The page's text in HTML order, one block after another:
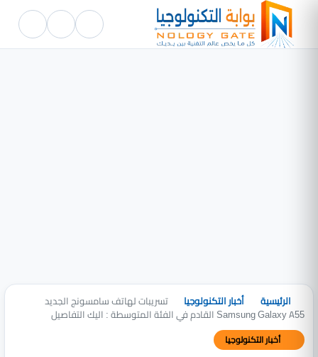
الرئيسية أخبار التكنولوجيا تسريبات لهاتف سامسونج الجديد
Samsung Galaxy A55 القادم في الفئة المتوسطة : اليك التفاصيل
أخبار التكنولوجيا